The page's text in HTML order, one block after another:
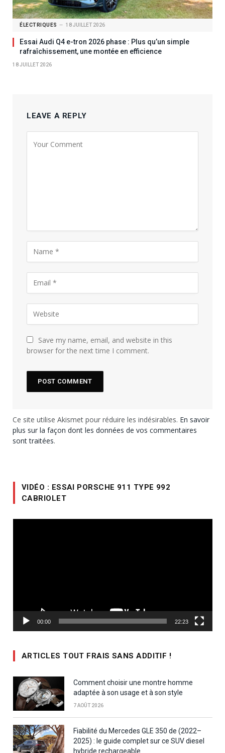
ÉLECTRIQUES 18 JUILLET 2026
Essai Audi Q4 e-tron 2026 phase : Plus qu’un simple
rafraîchissement, une montée en efficience
18 JUILLET 2026
LEAVE A REPLY
Save my name, email, and website in this
browser for the next time I comment.
Ce site utilise Akismet pour réduire les indésirables. En savoir
plus sur la façon dont les données de vos commentaires
sont traitées.
VIDÉO : ESSAI PORSCHE 911 TYPE 992
CABRIOLET
00:00 22:23
ARTICLES TOUT FRAIS SANS ADDITIF !
Comment choisir une montre homme
adaptée à son usage et à son style
7 AOÛT 2026
Fiabilité du Mercedes GLE 350 de (2022–
2025) : le guide complet sur ce SUV diesel
hybride rechargeable